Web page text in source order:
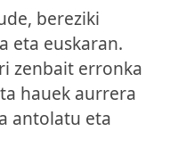
bereziki
eta euskaran.
zenbait erronka
hauek aurrera
antolatu eta